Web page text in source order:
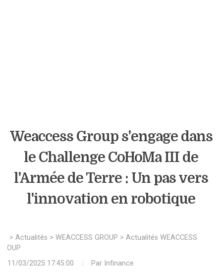
Weaccess Group s'engage dans
le Challenge CoHoMa III de
l'Armée de Terre : Un pas vers
l'innovation en robotique
> Actualités > WEACCESS GROUP > Actualités WEACCESS
11/03/2025 17:45:00
Par Infinance